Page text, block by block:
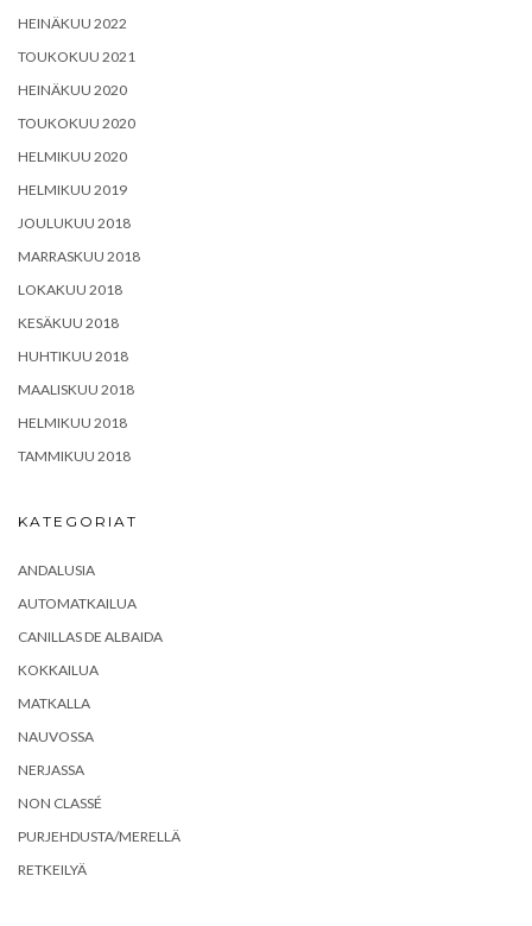
HEINÄKUU 2022
TOUKOKUU 2021
HEINÄKUU 2020
TOUKOKUU 2020
HELMIKUU 2020
HELMIKUU 2019
JOULUKUU 2018
MARRASKUU 2018
LOKAKUU 2018
KESÄKUU 2018
HUHTIKUU 2018
MAALISKUU 2018
HELMIKUU 2018
TAMMIKUU 2018
KATEGORIAT
ANDALUSIA
AUTOMATKAILUA
CANILLAS DE ALBAIDA
KOKKAILUA
MATKALLA
NAUVOSSA
NERJASSA
NON CLASSÉ
PURJEHDUSTA/MERELLÄ
RETKEILYÄ